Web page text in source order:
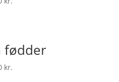
fødder
kr.